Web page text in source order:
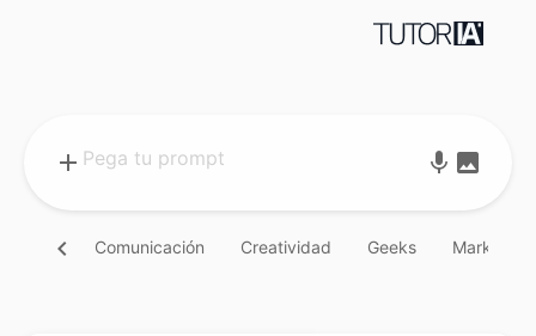
add mic image
chevron_left Comunicación Creatividad Geeks Marketing